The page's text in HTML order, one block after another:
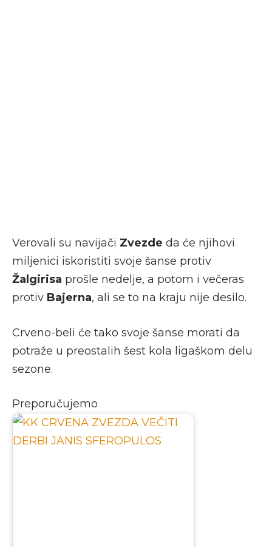
Verovali su navijači Zvezde da će njihovi
miljenici iskoristiti svoje šanse protiv
Žalgirisa prošle nedelje, a potom i večeras
protiv Bajerna, ali se to na kraju nije desilo.
Crveno-beli će tako svoje šanse morati da
potraže u preostalih šest kola ligaškom delu
sezone.
Preporučujemo